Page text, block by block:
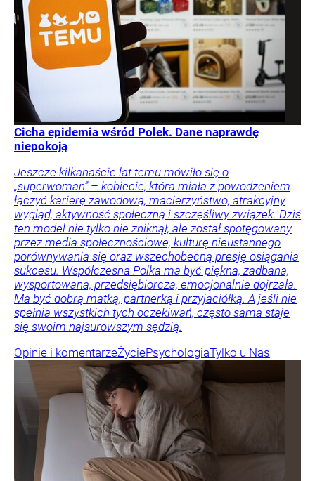
Cicha epidemia wśród Polek. Dane naprawdę
niepokoją
Jeszcze kilkanaście lat temu mówiło się o
„superwoman” – kobiecie, która miała z powodzeniem
łączyć karierę zawodową, macierzyństwo, atrakcyjny
wygląd, aktywność społeczną i szczęśliwy związek. Dziś
ten model nie tylko nie zniknął, ale został spotęgowany
przez media społecznościowe, kulturę nieustannego
porównywania się oraz wszechobecną presję osiągania
sukcesu. Współczesna Polka ma być piękna, zadbana,
wysportowana, przedsiębiorcza, emocjonalnie dojrzała.
Ma być dobrą matką, partnerką i przyjaciółką. A jeśli nie
spełnia wszystkich tych oczekiwań, często sama staje
się swoim najsurowszym sędzią.
Opinie i komentarzeŻyciePsychologiaTylko u Nas